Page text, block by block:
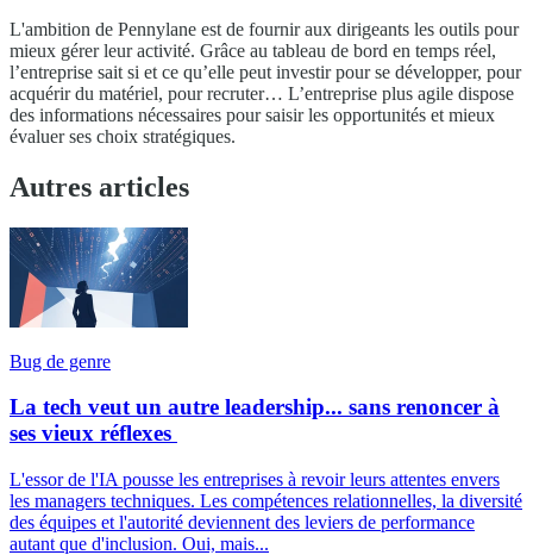
L'ambition de Pennylane est de fournir aux dirigeants les outils pour
mieux gérer leur activité. Grâce au tableau de bord en temps réel,
l’entreprise sait si et ce qu’elle peut investir pour se développer, pour
acquérir du matériel, pour recruter… L’entreprise plus agile dispose
des informations nécessaires pour saisir les opportunités et mieux
évaluer ses choix stratégiques.
Autres articles
Bug de genre
La tech veut un autre leadership... sans renoncer à
ses vieux réflexes
L'essor de l'IA pousse les entreprises à revoir leurs attentes envers
les managers techniques. Les compétences relationnelles, la diversité
des équipes et l'autorité deviennent des leviers de performance
autant que d'inclusion. Oui, mais...